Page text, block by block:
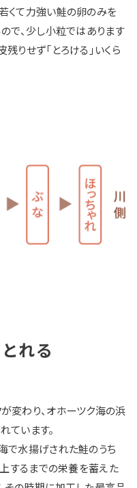
くて力強い鮭の卵のみを
で、少し小粒ではあります
りせず「とろける」いくら
れる
変わり、オホーツク海の浜
ています。
で水揚げされた鮭のうち
上するまでの栄養を蓄えた